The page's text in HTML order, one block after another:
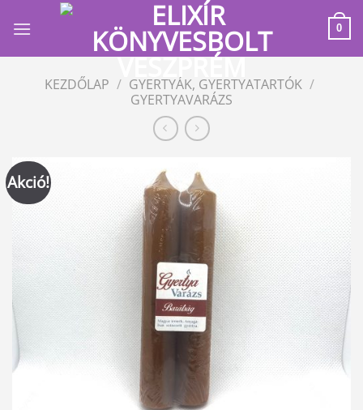
0
KEZDŐLAP / GYERTYÁK, GYERTYATARTÓK /
GYERTYAVARÁZS
Akció!